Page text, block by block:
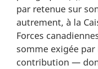
:par retenue sur
autrement, à la
Forces
somme exigée
contribution —